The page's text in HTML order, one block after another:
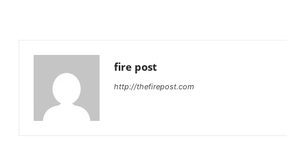
fire post
http://thefirepost.com